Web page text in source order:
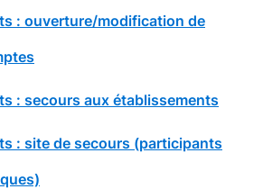
: ouverture/modification de
: secours aux établissements
: site de secours (participants